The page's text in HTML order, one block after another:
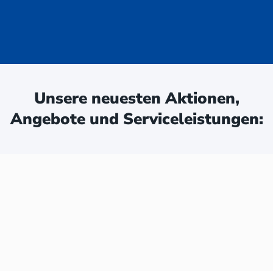
Unsere neuesten Aktionen,
Angebote und Serviceleistungen: